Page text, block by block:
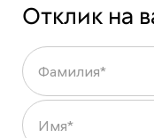
Отклик на
Фамилия*
Имя*
Отклик